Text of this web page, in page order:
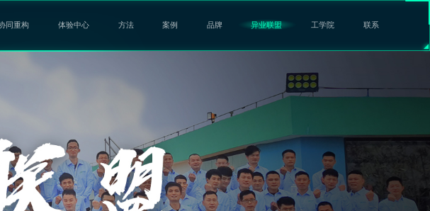
同重构 体验中心 方法 案例 品牌 异业联盟 工学院 联系